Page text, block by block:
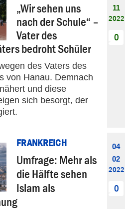
„Wir sehen uns
nach der Schule“ –
Vater des
bedroht Schüler
des Vaters des
von Hanau. Demnach
und diese
sich besorgt, der
11
2022
0
FRANKREICH
Umfrage: Mehr als
die Hälfte sehen
Islam als
04
02
2022
0